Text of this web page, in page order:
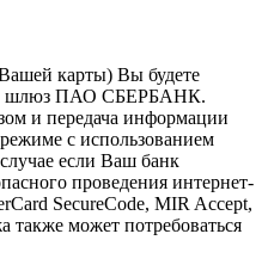
карты) Вы будете
шлюз ПАО СБЕРБАНК.
и передача информации
с использованием
если Ваш банк
проведения интернет-
SecureCode, MIR Accept,
также может потребоваться